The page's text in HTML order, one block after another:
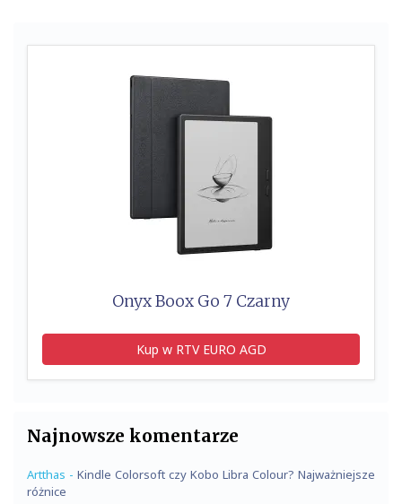
Onyx Boox Go 7 Czarny
Kup w RTV EURO AGD
Najnowsze komentarze
Artthas - Kindle Colorsoft czy Kobo Libra Colour? Najważniejsze
różnice